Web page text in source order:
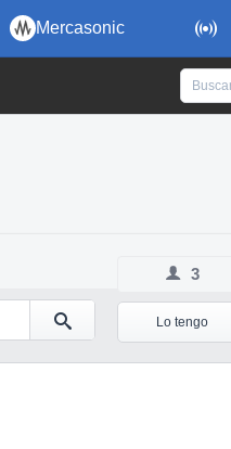

Mercasonic
3
Lo tengo